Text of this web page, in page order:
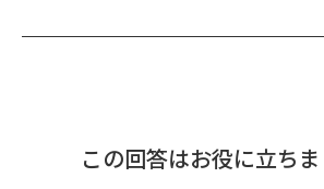
この回答はお役に立ち